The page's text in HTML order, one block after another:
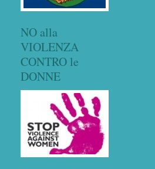
NO alla
VIOLENZA
CONTRO le
DONNE